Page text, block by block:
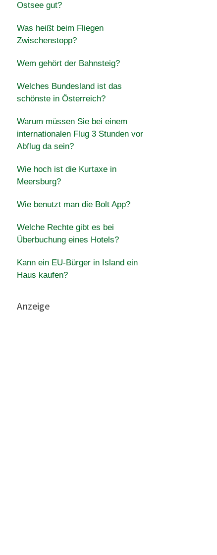
Ostsee gut?
Was heißt beim Fliegen
Zwischenstopp?
Wem gehört der Bahnsteig?
Welches Bundesland ist das
schönste in Österreich?
Warum müssen Sie bei einem
internationalen Flug 3 Stunden vor
Abflug da sein?
Wie hoch ist die Kurtaxe in
Meersburg?
Wie benutzt man die Bolt App?
Welche Rechte gibt es bei
Überbuchung eines Hotels?
Kann ein EU-Bürger in Island ein
Haus kaufen?
Anzeige